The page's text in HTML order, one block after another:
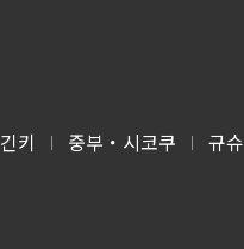
긴키 | 중부・시코쿠 | 규슈